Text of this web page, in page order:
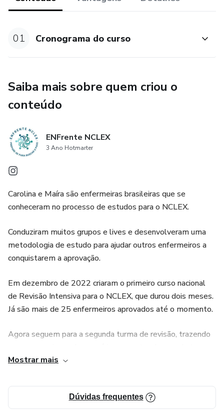
01 Cronograma do curso
Saiba mais sobre quem criou o
conteúdo
ENFrente NCLEX
3 Ano Hotmarter
Carolina e Maíra são enfermeiras brasileiras que se
conheceram no processo de estudos para o NCLEX.
Conduziram muitos grupos e lives e desenvolveram uma
metodologia de estudo para ajudar outros enfermeiros a
conquistarem a aprovação.
Em dezembro de 2022 criaram o primeiro curso nacional
de Revisão Intensiva para o NCLEX, que durou dois meses.
Já são mais de 25 enfermeiros aprovados até o momento.
Agora seguem para a segunda turma de revisão, trazendo
excelência em cada detalhe.
Mostrar mais
Dúvidas frequentes